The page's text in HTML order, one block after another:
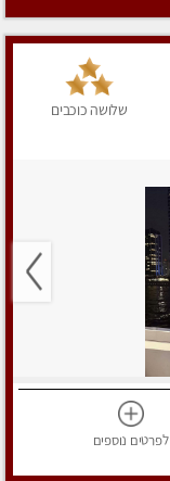
שלושה כוכבים
לפרטים נוספים